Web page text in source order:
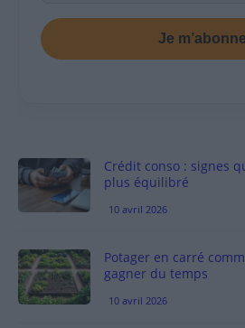
Je m’abonne
Crédit conso : signes
plus équilibré
10 avril 2026
Potager en carré
gagner du temps
10 avril 2026